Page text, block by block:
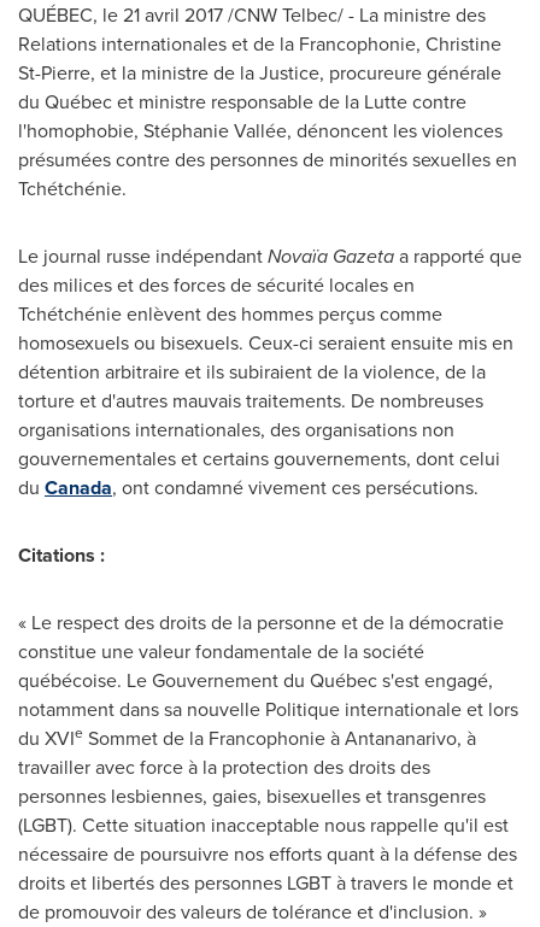
QUÉBEC, le 21 avril 2017 /CNW Telbec/ - La ministre des
Relations internationales et de la Francophonie, Christine
St-Pierre, et la ministre de la Justice, procureure générale
du Québec et ministre responsable de la Lutte contre
l'homophobie, Stéphanie Vallée, dénoncent les violences
présumées contre des personnes de minorités sexuelles en
Tchétchénie.
Le journal russe indépendantNovaïa Gazetaa rapporté que
des milices et des forces de sécurité locales en
Tchétchénie enlèvent des hommes perçus comme
homosexuels ou bisexuels. Ceux-ci seraient ensuite mis en
détention arbitraire et ils subiraient de la violence, de la
torture et d'autres mauvais traitements. De nombreuses
organisations internationales, des organisations non
gouvernementales et certains gouvernements, dont celui
du Canada, ont condamné vivement ces persécutions.
Citations :
« Le respect des droits de la personne et de la démocratie
constitue une valeur fondamentale de la société
québécoise. Le Gouvernement du Québec s'est engagé,
notamment dans sa nouvelle Politique internationale et lors
du XVIe Sommet de la Francophonie àAntananarivo, à
travailler avec force à la protection des droits des
personnes lesbiennes, gaies, bisexuelles et transgenres
(LGBT). Cette situation inacceptable nous rappelle qu'il est
nécessaire de poursuivre nos efforts quant à la défense des
droits et libertés des personnes LGBT à travers le monde et
de promouvoir des valeurs de tolérance et d'inclusion. »